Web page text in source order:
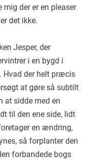
mig der er en pleaser
det ikke.
Jesper, der
i en bygd i
Hvad der helt præcis
at gøre så subtilt
at sidde med en
til den ene side, lidt
en ændring,
så forplanter den
forbandede bogs